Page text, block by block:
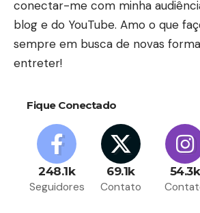
conectar-me com minha
blog e do YouTube. Amo o que
sempre em busca de novas
entreter!
Fique Conectado
248.1k
Seguidores
69.1k
Contato
54.3k